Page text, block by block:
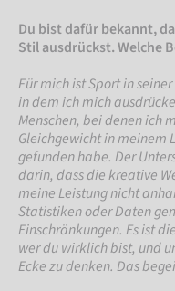
Du bist dafür bekannt,
Stil ausdrückst. Welche
Für mich ist Sport in
in dem ich mich
Menschen, bei denen ich
Gleichgewicht in meinem
gefunden habe. Der
darin, dass die kreative
meine Leistung nicht
Statistiken oder Daten
Einschränkungen. Es ist
wer du wirklich bist, und
Ecke zu denken. Das